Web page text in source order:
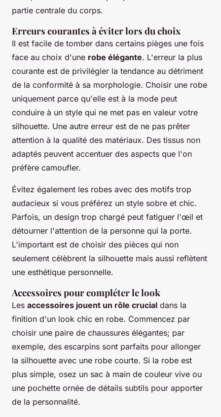
partie centrale du corps.
Erreurs courantes à éviter lors du choix
Il est facile de tomber dans certains pièges une fois
face au choix d'une robe élégante. L'erreur la plus
courante est de privilégier la tendance au détriment
de la conformité à sa morphologie. Choisir une robe
uniquement parce qu'elle est à la mode peut
conduire à un style qui ne met pas en valeur votre
silhouette. Une autre erreur est de ne pas prêter
attention à la qualité des matériaux. Des tissus non
adaptés peuvent accentuer des aspects que l'on
préfère camoufler.
Évitez également les robes avec des motifs trop
audacieux si vous préférez un style sobre et chic.
Parfois, un design trop chargé peut fatiguer l'œil et
détourner l'attention de la personne qui la porte.
L'important est de choisir des pièces qui non
seulement célèbrent la silhouette mais aussi reflètent
une esthétique personnelle.
Accessoires pour compléter le look
Les accessoires jouent un rôle crucial dans la
finition d'un look chic en robe. Commencez par
choisir une paire de chaussures élégantes; par
exemple, des escarpins sont parfaits pour allonger
la silhouette avec une robe courte. Si la robe est
plus simple, osez un sac à main de couleur vive ou
une pochette ornée de détails subtils pour apporter
de la personnalité.